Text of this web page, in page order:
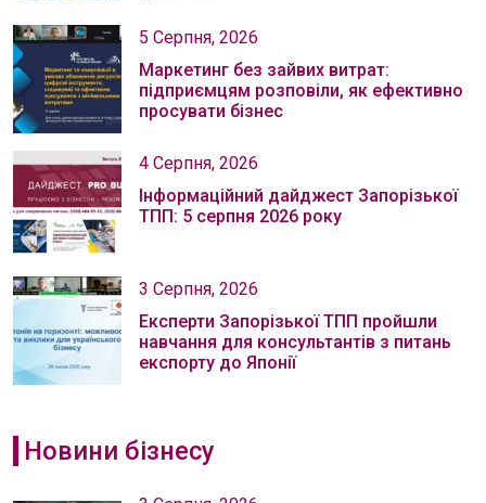
5 Серпня, 2026
Маркетинг без зайвих витрат:
підприємцям розповіли, як ефективно
просувати бізнес
4 Серпня, 2026
Інформаційний дайджест Запорізької
ТПП: 5 серпня 2026 року
3 Серпня, 2026
Експерти Запорізької ТПП пройшли
навчання для консультантів з питань
експорту до Японії
Новини бізнесу